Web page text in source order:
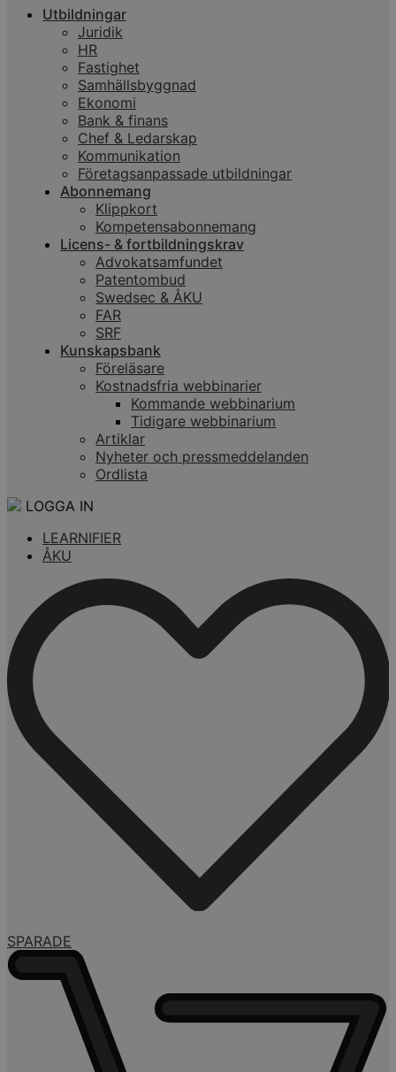
Utbildningar
Juridik
HR
Fastighet
Samhällsbyggnad
Ekonomi
Bank & finans
Chef & Ledarskap
Kommunikation
Företagsanpassade utbildningar
Abonnemang
Klippkort
Kompetensabonnemang
Licens- & fortbildningskrav
Advokatsamfundet
Patentombud
Swedsec & ÅKU
FAR
SRF
Kunskapsbank
Föreläsare
Kostnadsfria webbinarier
Kommande webbinarium
Tidigare webbinarium
Artiklar
Nyheter och pressmeddelanden
Ordlista
LOGGA IN
LEARNIFIER
ÅKU
SPARADE